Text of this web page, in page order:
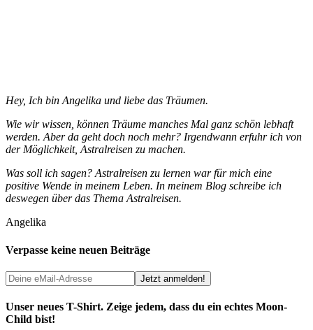
Hey, Ich bin Angelika und liebe das Träumen.
Wie wir wissen, können Träume manches Mal ganz schön lebhaft
werden. Aber da geht doch noch mehr? Irgendwann erfuhr ich von
der Möglichkeit, Astralreisen zu machen.
Was soll ich sagen? Astralreisen zu lernen war für mich eine
positive Wende in meinem Leben. In meinem Blog schreibe ich
deswegen über das Thema Astralreisen.
Angelika
Verpasse keine neuen Beiträge
Unser neues T-Shirt. Zeige jedem, dass du ein echtes Moon-
Child bist!